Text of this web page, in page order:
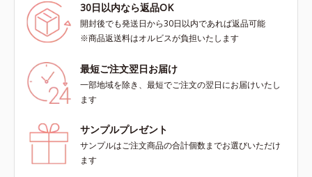
30日以内なら返品OK
開封後でも発送日から30日以内であれば返品可能
※商品返送料はオルビスが負担いたします
最短ご注文翌日お届け
一部地域を除き、最短でご注文の翌日にお届けいたし
ます
サンプルプレゼント
サンプルはご注文商品の合計個数までお選びいただけ
ます